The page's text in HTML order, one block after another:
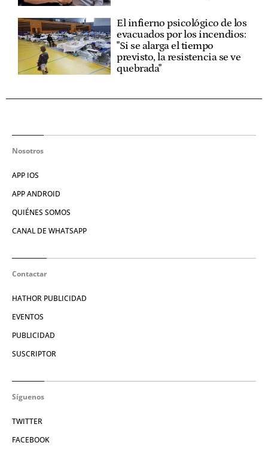
El infierno psicológico de los
evacuados por los incendios:
"Si se alarga el tiempo
previsto, la resistencia se ve
quebrada"
Nosotros
APP IOS
APP ANDROID
QUIÉNES SOMOS
CANAL DE WHATSAPP
Contactar
HATHOR PUBLICIDAD
EVENTOS
PUBLICIDAD
SUSCRIPTOR
Síguenos
TWITTER
FACEBOOK